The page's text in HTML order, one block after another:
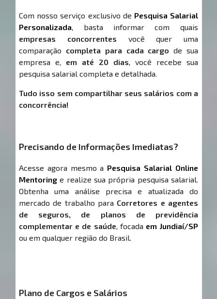
Com nosso serviço exclusivo de Pesquisa Salarial
Personalizada, basta informar com quais
empresas concorrentes você quer uma
comparação completa para cada cargo de sua
empresa e, em até 20 dias, você recebe sua
pesquisa salarial completa e detalhada.
Tudo isso sem compartilhar seus salários com a
concorrência!
Precisando de Informações Imediatas?
Acesse agora mesmo a Pesquisa Salarial Online
Mentoring e realize sua própria pesquisa salarial.
Obtenha uma análise precisa e atualizada do
mercado de trabalho para Corretores e agentes
de seguros, de planos de previdência
complementar e de saúde, focada em Jundiaí/SP
ou em qualquer região do Brasil.
Plano de Cargos e Salários